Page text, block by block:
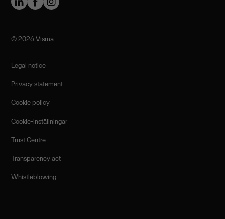
©️ 2026 Visma
Legal notice
Privacy statement
Cookie policy
Cookie-inställningar
Trust Centre
Transparency act
Whistleblowing